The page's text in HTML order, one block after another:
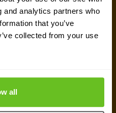
and analytics partners who
that you’ve
collected from your use
all
un devis